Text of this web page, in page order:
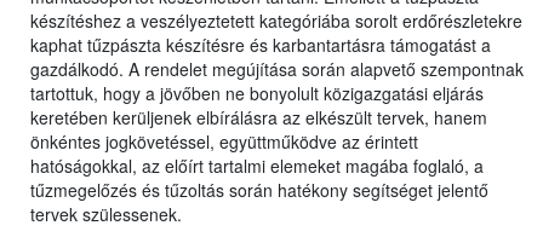
készítéshez a veszélyeztetett kategóriába sorolt erdőrészletekre
kaphat tűzpászta készítésre és karbantartásra támogatást a
gazdálkodó. A rendelet megújítása során alapvető szempontnak
tartottuk, hogy a jövőben ne bonyolult közigazgatási eljárás
keretében kerüljenek elbírálásra az elkészült tervek, hanem
önkéntes jogkövetéssel, együttműködve az érintett
hatóságokkal, az előírt tartalmi elemeket magába foglaló, a
tűzmegelőzés és tűzoltás során hatékony segítséget jelentő
tervek szülessenek.